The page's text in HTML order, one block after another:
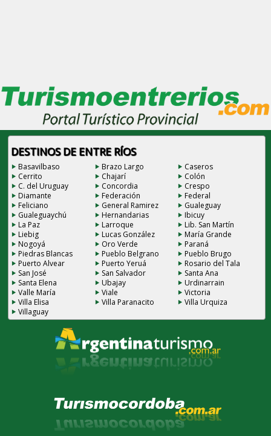
DESTINOS DE ENTRE RÍOS
Basavilbaso Brazo Largo
Caseros
Cerrito
Chajarí
Colón
C. del Uruguay
Concordia
Crespo
Diamante
Federación
Federal
Feliciano
General Ramirez
Gualeguay
Gualeguaychú
Hernandarias
Ibicuy
La Paz
Larroque
Lib. San Martín
Liebig
Lucas González
María Grande
Nogoyá
Oro Verde
Paraná
Piedras Blancas
Pueblo Belgrano
Pueblo Brugo
Puerto Alvear
Puerto Yeruá
Rosario del Tala
San José
San Salvador
Santa Ana
Santa Elena
Ubajay
Urdinarrain
Valle María
Viale
Victoria
Villa Elisa
Villa Paranacito
Villa Urquiza
Villaguay